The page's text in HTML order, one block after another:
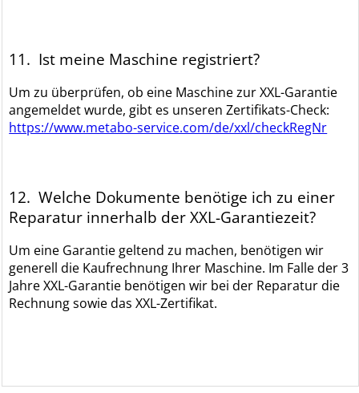
11. Ist meine Maschine registriert?
Um zu überprüfen, ob eine Maschine zur XXL-Garantie
angemeldet wurde, gibt es unseren Zertifikats-Check:
https://www.metabo-service.com/de/xxl/checkRegNr
12. Welche Dokumente benötige ich zu einer
Reparatur innerhalb der XXL-Garantiezeit?
Um eine Garantie geltend zu machen, benötigen wir
generell die Kaufrechnung Ihrer Maschine. Im Falle der 3
Jahre XXL-Garantie benötigen wir bei der Reparatur die
Rechnung sowie das XXL-Zertifikat.